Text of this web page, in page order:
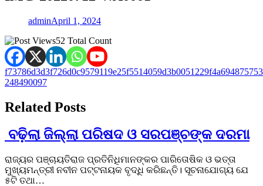
adminApril 1, 2024
52 Total Count
Post
navigation
248490097
Related Posts
ବଢ଼ିଲା ଜିଲ୍ଲା ପରିଷଦ ଓ ସରପଞ୍ଚଙ୍କ ଦରମା
ରାଜ୍ୟର ପଞ୍ଚାୟତିରାଜ ପ୍ରତିନିଧିମାନଙ୍କର ପାରିତୋଷିକ ଓ ଭତ୍ତା
ମୁଖ୍ୟମନ୍ତ୍ରୀ ନବୀନ ପଟ୍ଟନାୟକ ବୃଦ୍ଧି କରିଛନ୍ତି। ସୂଚନାଯୋଗ୍ୟ ଯେ
୫ଟି ତଥା…